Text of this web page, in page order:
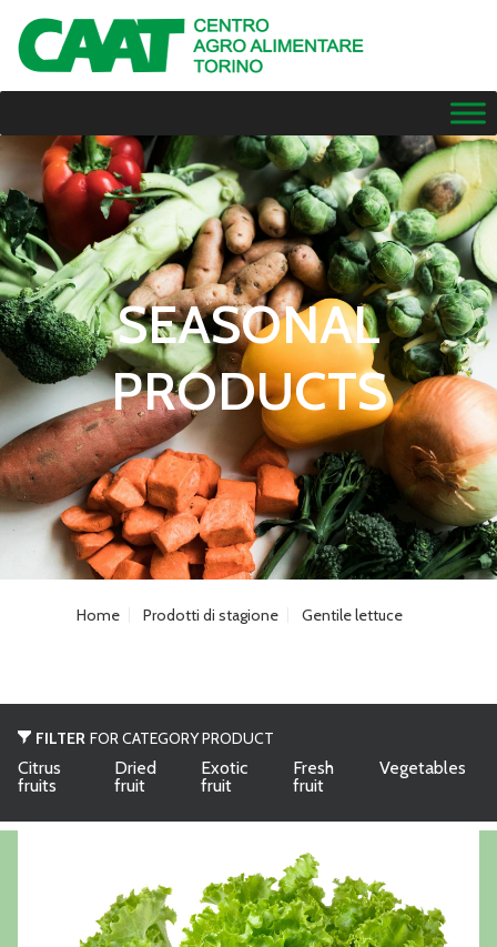
SEASONAL
PRODUCTS
Home Prodotti di stagione Gentile lettuce
FILTER FOR CATEGORY PRODUCT
Citrus
fruits
Dried
fruit
Exotic
fruit
Fresh
fruit
Vegetables